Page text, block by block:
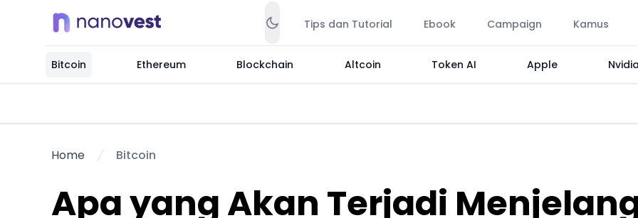
Tips dan Tutorial Ebook Campaign Kamus
Bitcoin Ethereum Blockchain Altcoin Token AI Apple Nvidia
Home Bitcoin
Apa yang Akan Terjadi